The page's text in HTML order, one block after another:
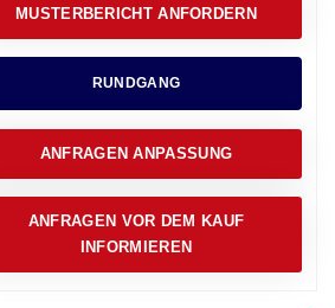
MUSTERBERICHT ANFORDERN
RUNDGANG
ANFRAGEN ANPASSUNG
ANFRAGEN VOR DEM KAUF
INFORMIEREN